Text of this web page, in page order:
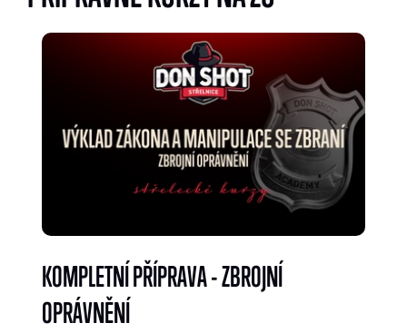
KOMPLETNÍ PŘÍPRAVA - ZBROJNÍ
OPRÁVNĚNÍ